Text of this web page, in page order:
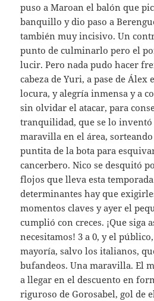
puso a Maroan el balón que
banquillo y dio paso a
también muy incisivo. Un
punto de culminarlo pero el
lucir. Pero nada pudo hacer
cabeza de Yuri, a pase de Álex
locura, y alegría inmensa y a
sin olvidar el atacar, para
tranquilidad, que se lo inventó
maravilla en el área,
puntita de la bota para
cancerbero. Nico se desquitó
flojos que lleva esta
determinantes hay que
momentos claves y ayer el
cumplió con creces. ¡Que siga
necesitamos! 3 a 0, y el público,
mayoría, salvo los italianos,
bufandeos. Una maravilla. El
a llegar en el descuento en
riguroso de Gorosabel, gol de